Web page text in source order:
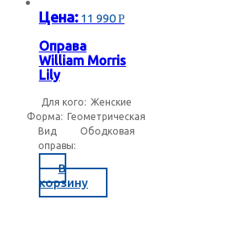
Цена: 11 990Р
Оправа
William Morris
Lily
Для кого: Женские
Форма: Геометрическая
Вид
оправы:
Ободковая
В
корзину